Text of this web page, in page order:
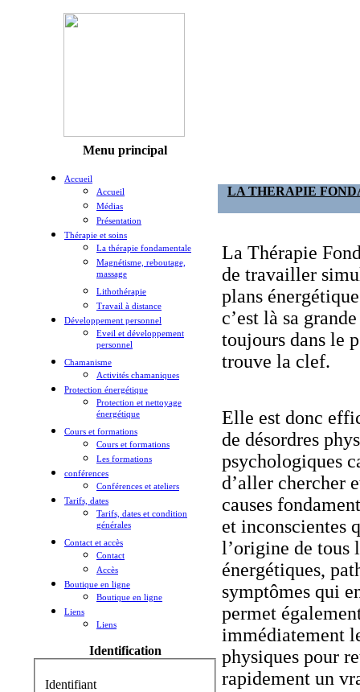
Menu principal
Accueil
Accueil
Médias
Présentation
Thérapie et soins
La thérapie fondamentale
Magnétisme, reboutage,
massage
Lithothérapie
Travail à distance
Développement personnel
Eveil et développement
personnel
Chamanisme
Activités chamaniques
Protection énergétique
Protection et nettoyage
énergétique
Cours et formations
Cours et formations
Les formations
conférences
Conférences et ateliers
Tarifs, dates
Tarifs, dates et condition
générales
Contact et accès
Contact
Accès
Boutique en ligne
Boutique en ligne
Liens
Liens
Identification
Identifiant
LA THERAPIE
La Thérapie
de travailler
plans
c’est là sa
toujours dans le
trouve la clef.
Elle est donc
de désordres
psychologiques
d’aller chercher
causes
et inconscientes
l’origine de tous
énergétiques,
symptômes qui
permet
immédiatement
physiques pour
rapidement un